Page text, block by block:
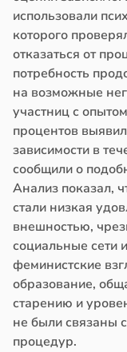
использовали
которого
отказаться от
потребность
на возможные
участниц с
процентов
зависимости в
сообщили о
Анализ показал,
стали низкая
внешностью,
социальные
феминистские
образование,
старению и
не были связаны
процедур.